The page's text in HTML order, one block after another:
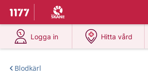
Till startsidan för 1177
Du har valt region
Logga in
på 1177.se
Hitta vård
på 1177.se
Blodkärl